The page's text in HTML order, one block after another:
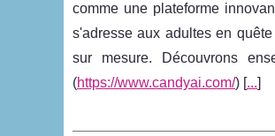
comme une plateforme
s'adresse aux adultes en
sur mesure. Découvrons
(https://www.candyai.com/) [...]